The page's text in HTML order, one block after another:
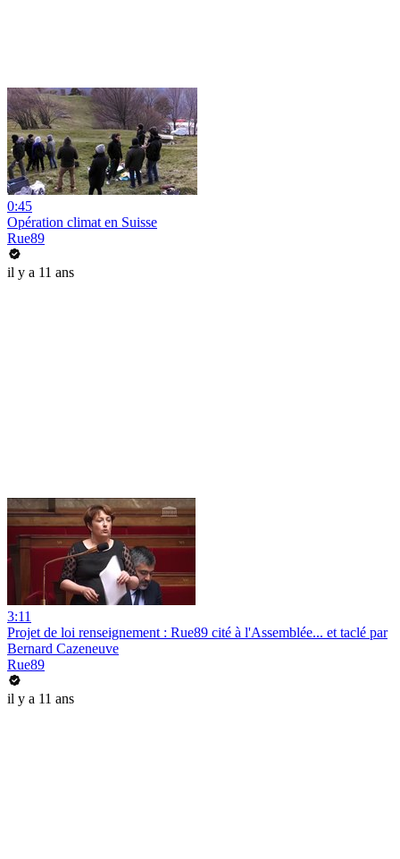
0:45
Opération climat en Suisse
Rue89
il y a 11 ans
3:11
Projet de loi renseignement : Rue89 cité à l'Assemblée... et taclé par
Bernard Cazeneuve
Rue89
il y a 11 ans